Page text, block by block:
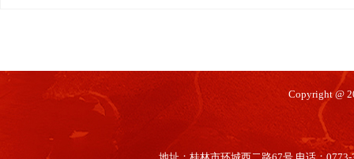
Copyright @